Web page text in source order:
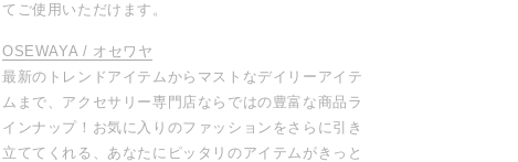
てご使用いただけます。
OSEWAYA / オセワヤ
最新のトレンドアイテムからマストなデイリーアイテ
ムまで、アクセサリー専門店ならではの豊富な商品ラ
インナップ！お気に入りのファッションをさらに引き
立ててくれる、あなたにピッタリのアイテムがきっと